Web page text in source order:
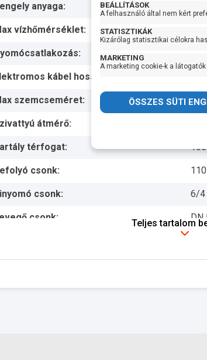
anyaga:
vízhőmérséklet:
kábel hossza:
szemcseméret: 10
átmérő:
térfogat:
csonk:
csonk: 6/4
csonk: DN
Teljes tartalom
BEÁLLÍTÁSOK
A felhasználó által nem kért
STATISZTIKÁK
Kizárólag statisztikai célokra
MARKETING
A marketing cookie-k a